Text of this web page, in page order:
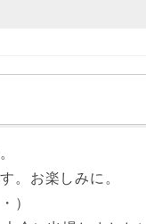
お楽しみに。
）